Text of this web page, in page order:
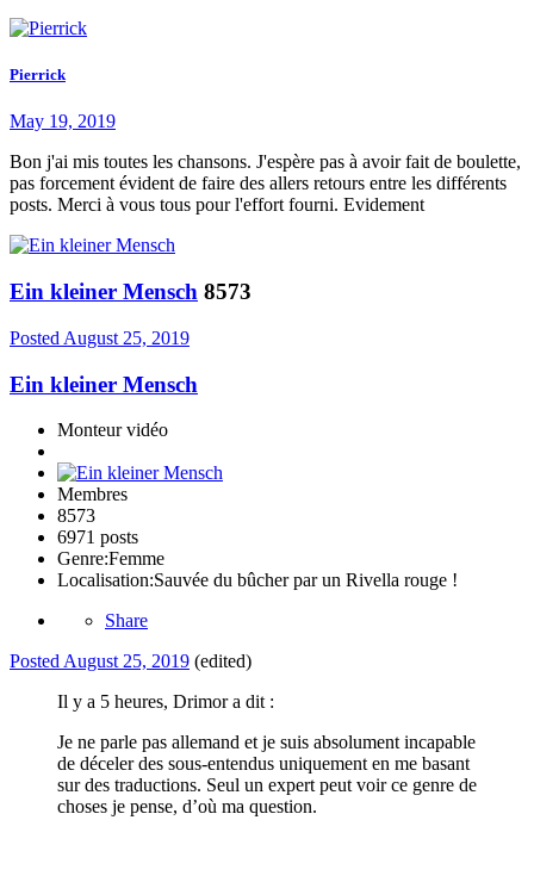
Pierrick
May 19, 2019
Bon j'ai mis toutes les chansons. J'espère pas à avoir fait de boulette,
pas forcement évident de faire des allers retours entre les différents
posts. Merci à vous tous pour l'effort fourni. Evidement
Ein kleiner Mensch 8573
Posted August 25, 2019
Ein kleiner Mensch
Monteur vidéo
Membres
8573
6971 posts
Genre:Femme
Localisation:Sauvée du bûcher par un Rivella rouge !
Share
Posted August 25, 2019 (edited)
Il y a 5 heures, Drimor a dit :
Je ne parle pas allemand et je suis absolument incapable
de déceler des sous-entendus uniquement en me basant
sur des traductions. Seul un expert peut voir ce genre de
choses je pense, d’où ma question.